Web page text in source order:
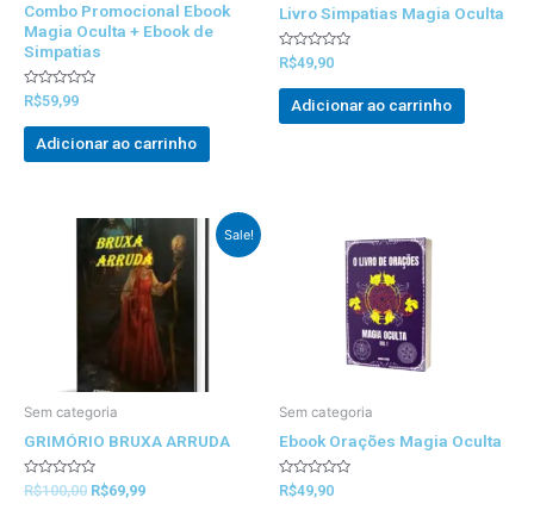
Combo Promocional Ebook
Magia Oculta + Ebook de
Simpatias
Avaliado
0
out
R$59,99
Adicionar ao carrinho
Livro Simpatias Magia Oculta
Avaliado
0
out
R$49,90
Adicionar ao carrinho
Sale!
Sem categoria
GRIMÓRIO BRUXA ARRUDA
Avaliado
0
R$100,00
Preço
Original
foi:
R$100,00.
R$69,99
atual
é:
R$69,99.
Sem categoria
Ebook Orações Magia Oculta
Avaliado
0
R$49,90